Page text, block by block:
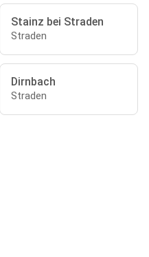
Stainz bei Straden
Straden
Dirnbach
Straden